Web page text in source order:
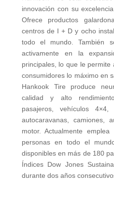
innovación con su
Ofrece productos
centros de I + D y ocho
todo el mundo. También
activamente en la
principales, lo que le
consumidores lo máximo en
Hankook Tire produce
calidad y alto
pasajeros, vehículos 4×4,
autocaravanas, camiones,
motor. Actualmente emplea
personas en todo el
disponibles en más de 180
Índices Dow Jones
durante dos años